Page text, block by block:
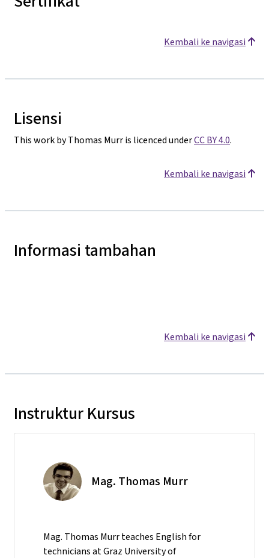
Kembali ke navigasi
Lisensi
This work by Thomas Murr is licenced underCC BY 4.0.
Kembali ke navigasi
Informasi tambahan
Kembali ke navigasi
Instruktur Kursus
Mag. Thomas Murr
Mag. Thomas Murr teaches English for
technicians at Graz University of